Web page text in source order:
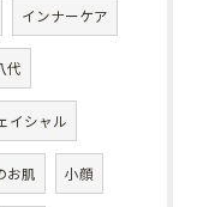
インナーケア
代
イシャル
お肌 小顔